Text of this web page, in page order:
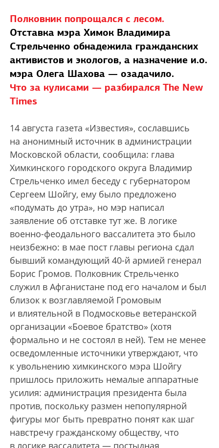
Полковник попрощался с лесом.
Отставка мэра Химок Владимира
Стрельченко обнадежила гражданских
активистов и экологов, а назначение и.о.
мэра Олега Шахова — озадачило.
Что за кулисами — разбирался The New
Times
14 августа газета «Известия», сославшись
на анонимный источник в администрации
Московской области, сообщила: глава
Химкинского городского округа Владимир
Стрельченко имел беседу с губернатором
Сергеем Шойгу, ему было предложено
«подумать до утра», но мэр написал
заявление об отставке тут же. В логике
военно-феодального вассалитета это было
неизбежно: в мае пост главы региона сдал
бывший командующий 40-й армией генерал
Борис Громов. Полковник Стрельченко
служил в Афганистане под его началом и был
близок к возглавляемой Громовым
и влиятельной в Подмосковье ветеранской
организации «Боевое братство» (хотя
формально и не состоял в ней). Тем не менее
осведомленные источники утверждают, что
к увольнению химкинского мэра Шойгу
пришлось приложить немалые аппаратные
усилия: администрация президента была
против, поскольку размен непопулярной
фигуры мог быть превратно понят как шаг
навстречу гражданскому обществу, что
в логике вассалитета — постыдная